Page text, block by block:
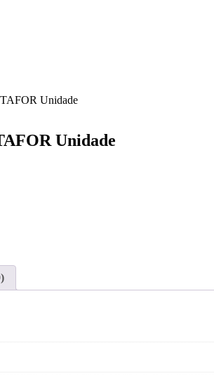
Unidade
Unidade